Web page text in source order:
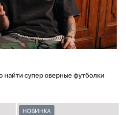
найти супер оверные футболки
НОВИНКА